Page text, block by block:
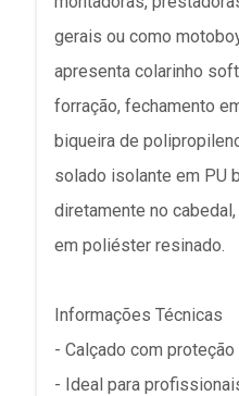
gerais ou como
apresenta colarinho
forração, fechamento
biqueira de
solado isolante em PU
diretamente no
em poliéster resinado.
Informações Técnicas
- Calçado com
- Ideal para